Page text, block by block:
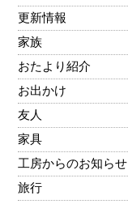
更新情報
家族
おたより紹介
お出かけ
友人
家具
工房からのお知らせ
旅行